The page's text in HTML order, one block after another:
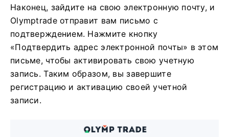
Наконец, зайдите на свою электронную почту, и
Olymptrade отправит вам письмо с
подтверждением. Нажмите кнопку
«Подтвердить адрес электронной почты» в этом
письме, чтобы активировать свою учетную
запись. Таким образом, вы завершите
регистрацию и активацию своей учетной
записи.